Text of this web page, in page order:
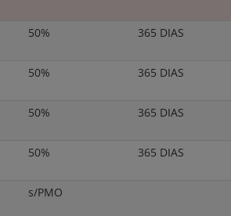
50% 365 DIAS
50% 365 DIAS
50% 365 DIAS
50% 365 DIAS
s/PMO